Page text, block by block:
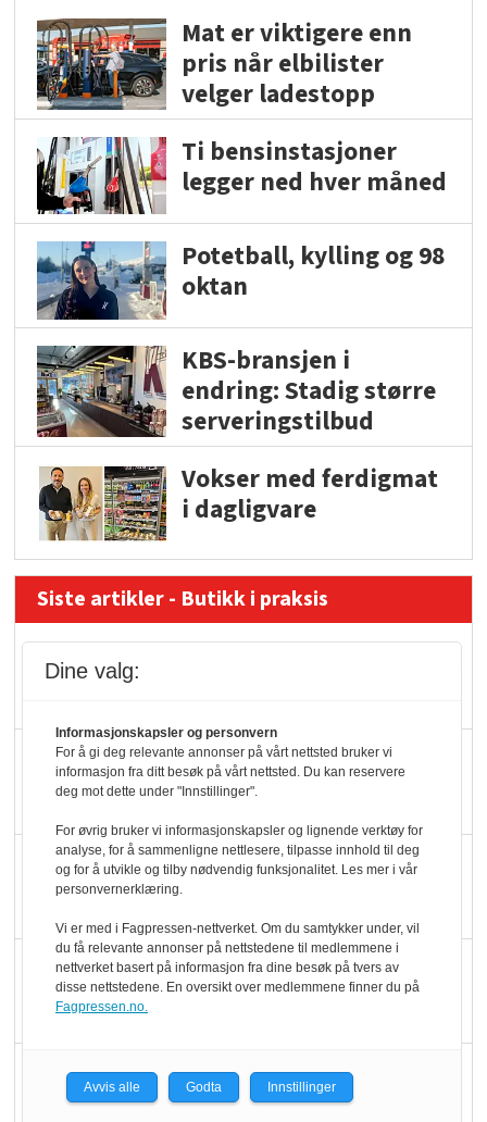
Mat er viktigere enn
pris når elbilister
velger ladestopp
Ti bensinstasjoner
legger ned hver måned
Potetball, kylling og 98
oktan
KBS-bransjen i
endring: Stadig større
serveringstilbud
Vokser med ferdigmat
i dagligvare
Siste artikler - Butikk i praksis
Slik opprettholdes
ølsalget
Færre varer, men fulle
hyller
KI lager mat i butikken
Q passerte 1 milliard i
Rema i 2025
Dine valg:
Informasjonskapsler og personvern
For å gi deg relevante annonser på vårt nettsted bruker vi
informasjon fra ditt besøk på vårt nettsted. Du kan reservere
deg mot dette under "Innstillinger".
For øvrig bruker vi informasjonskapsler og lignende verktøy for
analyse, for å sammenligne nettlesere, tilpasse innhold til deg
og for å utvikle og tilby nødvendig funksjonalitet. Les mer i vår
personvernerklæring.
Vi er med i Fagpressen-nettverket. Om du samtykker under, vil
du få relevante annonser på nettstedene til medlemmene i
nettverket basert på informasjon fra dine besøk på tvers av
disse nettstedene. En oversikt over medlemmene finner du på
Fagpressen.no.
Avvis alle Godta Innstillinger